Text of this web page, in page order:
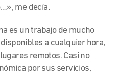
me decía.
es un trabajo de mucho
a cualquier hora,
remotos. Casi no
por sus servicios,